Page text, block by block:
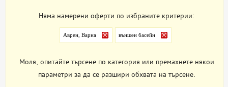
Няма намерени оферти по избраните критерии:
Аврен, Варна външен басейн
Моля, опитайте търсене по категория или премахнете някои
параметри за да се разшири обхвата на търсене.